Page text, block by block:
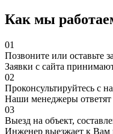
Как мы
01
Позвоните или оставьте
Заявки с сайта
02
Проконсультируйтесь с
Наши менеджеры
03
Выезд на объект,
Инженер выезжает к Вам